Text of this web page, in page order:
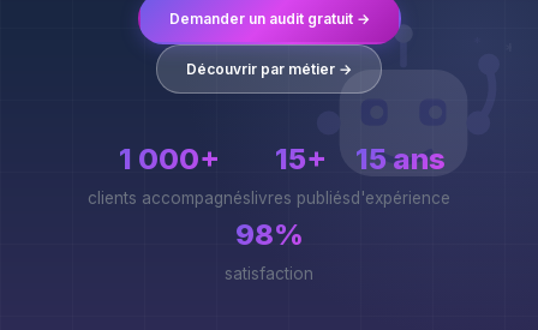
Demander un audit gratuit →
Découvrir par métier →
1 000+
clients accompagnés
15+
livres publiés
15 ans
d'expérience
98%
satisfaction